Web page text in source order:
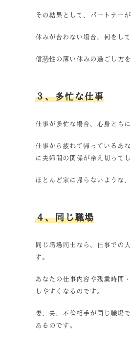
その結果として、パートナー
休みが合わない場合、何をし
信憑性の薄い休みの過ごし方
３、多忙な仕事
仕事が多忙な場合、心身とも
仕事から疲れて帰っているあ
に夫婦間の関係が冷え切って
ほとんど家に帰らないような
４、同じ職場
同じ職場同士なら、仕事での
す。
あなたの仕事内容や残業時間
しやすくなるのです。
妻、夫、不倫相手が同じ職場
あるのです。